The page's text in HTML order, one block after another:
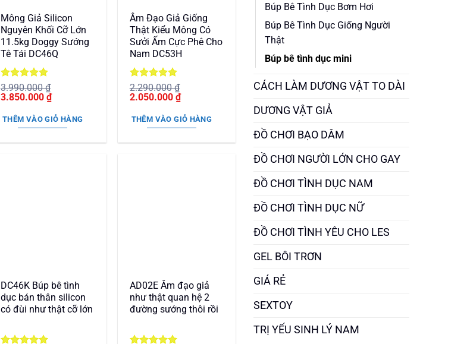
Mông Giả Silicon
Nguyên Khối Cỡ Lớn
11.5kg Doggy Sướng
Tê Tái DC46Q
Được xếp
hạng55
3.990.000₫
Giá
là:
3.990.000 ₫.
3.850.000 ₫Giá
hiện
tại
là:
THÊM VÀO GIỎ HÀNG
Âm Đạo Giả Giống
Thật Kiểu Mông Có
Sưởi Ấm Cực Phê Cho
Nam DC53H
Được xếp
hạng55
2.290.000₫
Giá
là:
2.290.000 ₫.
2.050.000 ₫Giá
hiện
tại
là:
THÊM VÀO GIỎ HÀNG
DC46K Búp bê tình
dục bán thân silicon
có đùi như thật cỡ lớn
AD02E Âm đạo giả
như thật quan hệ 2
đường sướng thôi rồi
Búp Bê Tình Dục Bơm Hơi
Búp Bê Tình Dục Giống Người
Thật
Búp bê tình dục mini
CÁCH LÀM DƯƠNG VẬT TO DÀI
DƯƠNG VẬT GIẢ
ĐỒ CHƠI BẠO DÂM
ĐỒ CHƠI NGƯỜI LỚN CHO GAY
ĐỒ CHƠI TÌNH DỤC NAM
ĐỒ CHƠI TÌNH DỤC NỮ
ĐỒ CHƠI TÌNH YÊU CHO LES
GEL BÔI TRƠN
GIÁ RẺ
SEXTOY
TRỊ YẾU SINH LÝ NAM